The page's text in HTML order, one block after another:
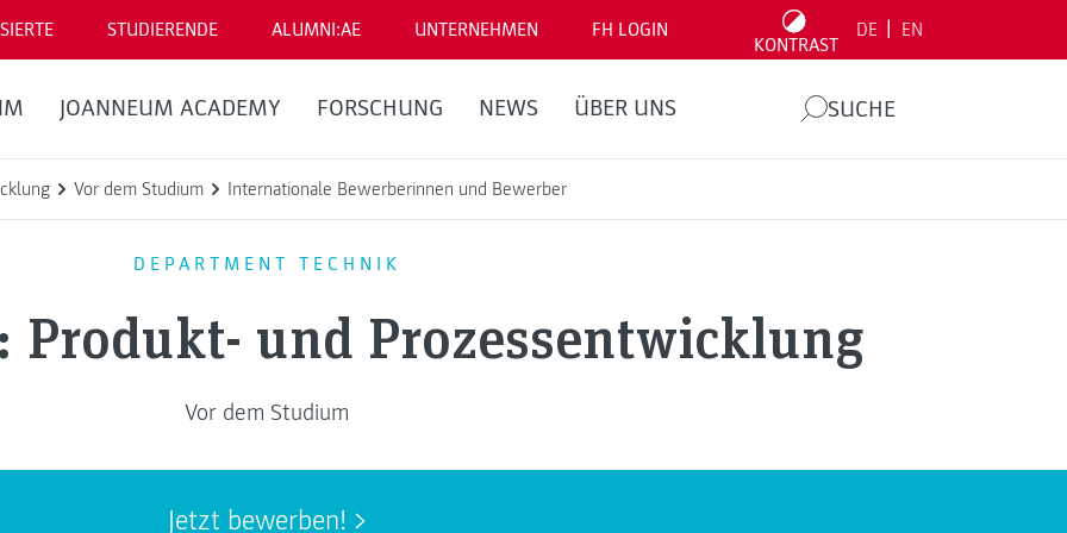
STUDIERENDE ALUMNI:AE UNTERNEHMEN FH LOGIN
KONTRAST
DE EN
JOANNEUM ACADEMY FORSCHUNG NEWS ÜBER UNS SUCHE
Vor dem Studium Internationale Bewerberinnen und Bewerber
DEPARTMENT TECHNIK
Produkt- und Prozessentwicklung
Vor dem Studium
Jetzt bewerben!